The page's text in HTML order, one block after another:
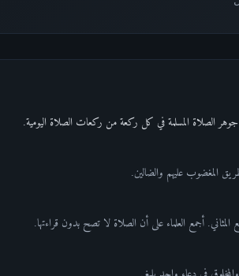
الصلاة المسلمة في كل ركعة من ركعات الصلاة اليومية.
المغضوب عليهم والضالين.
أجمع العلماء على أن الصلاة لا تصح بدون قراءتها.